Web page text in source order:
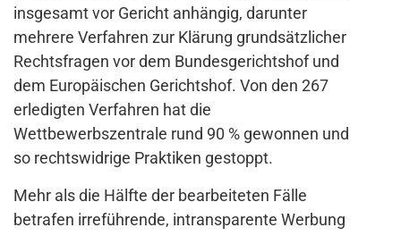
insgesamt vor Gericht anhängig, darunter
mehrere Verfahren zur Klärung grundsätzlicher
Rechtsfragen vor dem Bundesgerichtshof und
dem Europäischen Gerichtshof. Von den 267
erledigten Verfahren hat die
Wettbewerbszentrale rund 90 % gewonnen und
so rechtswidrige Praktiken gestoppt.
Mehr als die Hälfte der bearbeiteten Fälle
betrafen irreführende, intransparente Werbung